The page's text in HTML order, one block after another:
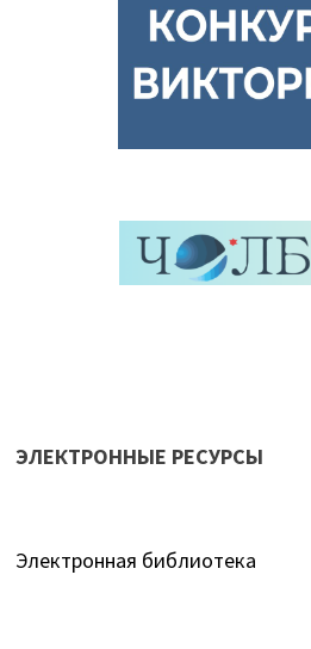
ЭЛЕКТРОННЫЕ РЕСУРСЫ
Электронная библиотека